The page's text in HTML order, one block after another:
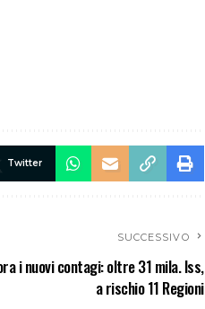
Twitter
SUCCESSIVO
i nuovi contagi: oltre 31 mila. Iss,
a rischio 11 Regioni